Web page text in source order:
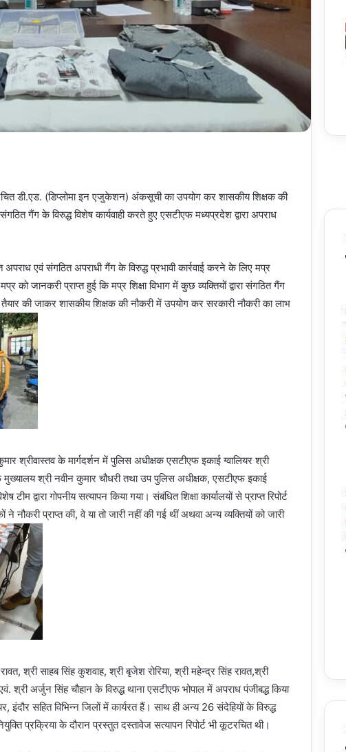
डी.एड. (डिप्लोमा इन एजुकेशन) अंकसूची का उपयोग कर शासकीय शिक्षक की
गैंग के विरुद्ध विशेष कार्यवाही करते हुए एसटीएफ मध्यप्रदेश द्वारा अपराध
एवं संगठित अपराधी गैंग के विरुद्ध प्रभावी कार्रवाई करने के लिए मप्र
को जानकरी प्राप्त हुई कि मप्र शिक्षा विभाग में कुछ व्यक्तियों द्वारा संगठित गैंग
की जाकर शासकीय शिक्षक की नौकरी में उपयोग कर सरकारी नौकरी का लाभ
श्रीवास्तव के मार्गदर्शन में पुलिस अधीक्षक एसटीएफ इकाई ग्वालियर श्री
मुख्यालय श्री नवीन कुमार चौधरी तथा उप पुलिस अधीक्षक, एसटीएफ इकाई
द्वारा गोपनीय सत्यापन किया गया। संबंधित शिक्षा कार्यालयों से प्राप्त रिपोर्ट
प्राप्त की, वे या तो जारी नहीं की गई थीं अथवा अन्य व्यक्तियों को जारी
श्री साहब सिंह कुशवाह, श्री बृजेश रोरिया, श्री महेन्द्र सिंह रावत,श्री
श्री अर्जुन सिंह चौहान के विरुद्ध थाना एसटीएफ भोपाल में अपराध पंजीबद्ध किया
इंदौर सहित विभिन्न जिलों में कार्यरत हैं। साथ ही अन्य 26 संदेहियों के विरुद्ध
प्रक्रिया के दौरान प्रस्तुत दस्तावेज सत्यापन रिपोर्ट भी कूटरचित थी।